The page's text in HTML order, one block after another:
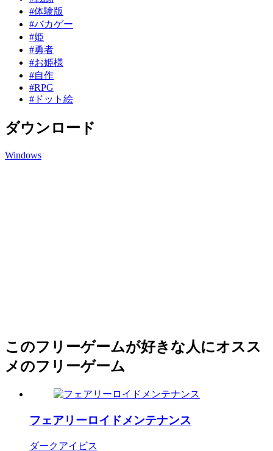
#体験版
#バカゲー
#姫
#勇者
#お姫様
#自作
#RPG
#ドット絵
ダウンロード
Windows
このフリーゲームが好きな人にオスス
メのフリーゲーム
フェアリーロイドメンテナンス
ダークアイビス